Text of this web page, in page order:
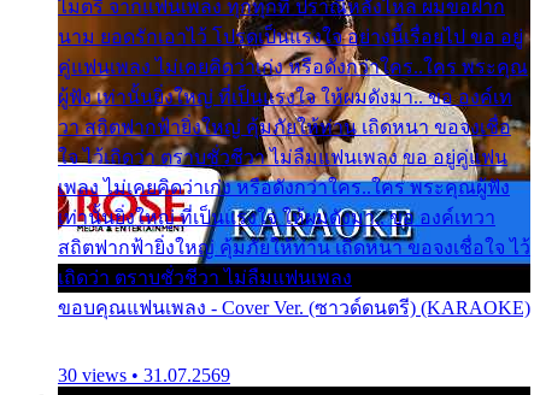
ไมตรี จากแฟนเพลง ทุกทุกที่ ปราณีหลั่งไหล ผมขอฝาก
นาม ยอดรักเอาไว้ โปรดเป็นแรงใจ อย่างนี้เรื่อยไป ขอ อยู่
คู่แฟนเพลง ไม่เคยคิดว่าเก่ง หรือดังกว่าใคร..ใคร พระคุณ
ผู้ฟัง เท่านั้นยิ่งใหญ่ ที่เป็นแรงใจ ให้ผมดังมา.. ขอ องค์เท
วา สถิตฟากฟ้ายิ่งใหญ่ คุ้มภัยให้ท่าน เถิดหนา ขอจงเชื่อ
ใจ ไว้เถิดว่า ตราบชั่วชีวา ไม่ลืมแฟนเพลง ขอ อยู่คู่แฟน
เพลง ไม่เคยคิดว่าเก่ง หรือดังกว่าใคร..ใคร พระคุณผู้ฟัง
เท่านั้นยิ่งใหญ่ ที่เป็นแรงใจ ให้ผมดังมา.. ขอ องค์เทวา
สถิตฟากฟ้ายิ่งใหญ่ คุ้มภัยให้ท่าน เถิดหนา ขอจงเชื่อใจ ไว้
เถิดว่า ตราบชั่วชีวา ไม่ลืมแฟนเพลง
ขอบคุณแฟนเพลง - Cover Ver. (ซาวด์ดนตรี) (KARAOKE)
30 views • 31.07.2569